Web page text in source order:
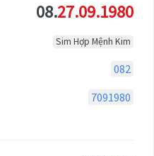
08.27.09.1980
Sim Hợp Mệnh Kim
082
7091980